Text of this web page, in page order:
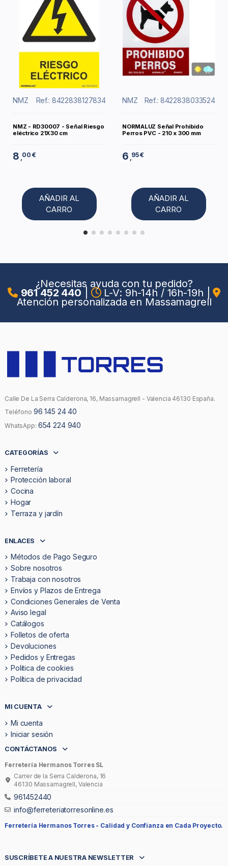
NMZ Ref.: 8422838127834
NMZ - RD30007 - Señal Riesgo
eléctrico 21X30 cm
8 ,00 €
AÑADIR AL
CARRO
NMZ Ref.: 8422838033524
NORMALUZ Señal Prohibido
Perros PVC - 210 x 300 mm
6 ,95 €
AÑADIR AL
CARRO
¿Necesitas ayuda con tu pedido?
961 452 440 L-V: 9h-14h / 16h-19h
Atención personalizada en Massamagrell
Calle De La Serra Calderona, 16, Massamagrell - Valencia 46130 España.
Teléfono 96 145 24 40
WhatsApp: 654 224 940
CATEGORÍAS
Ferretería
Protección laboral
Cocina
Hogar
Terraza y jardín
ENLACES
Métodos de Pago Seguro
Sobre nosotros
Trabaja con nosotros
Envíos y Plazos de Entrega
Condiciones Generales de Venta
Aviso legal
Catálogos
Folletos de oferta
Devoluciones
Pedidos y Entregas
Politica de cookies
Política de privacidad
MI CUENTA
Mi cuenta
Iniciar sesión
CONTÁCTANOS
Ferretería Hermanos Torres SL
Carrer de la Serra Calderona, 16
46130 Massamagrell, Valencia
961452440
info@ferreteriatorresonline.es
Ferretería Hermanos Torres - Calidad y Confianza en Cada Proyecto.
SUSCRÍBETE A NUESTRA NEWSLETTER